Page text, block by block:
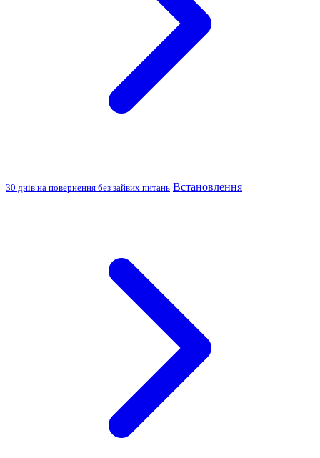
30 днів на повернення без зайвих питань Встановлення